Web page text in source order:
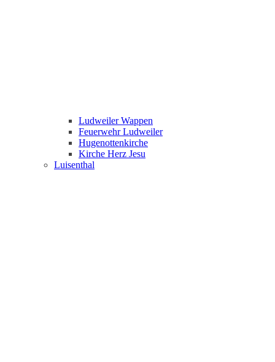
Ludweiler Wappen
Feuerwehr Ludweiler
Hugenottenkirche
Kirche Herz Jesu
Luisenthal